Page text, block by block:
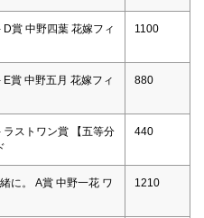
賞 中野四葉 花嫁フィ
1100
賞 中野五月 花嫁フィ
880
ストワン賞 【五等分
440
に。 A賞 中野一花 ワ
1210